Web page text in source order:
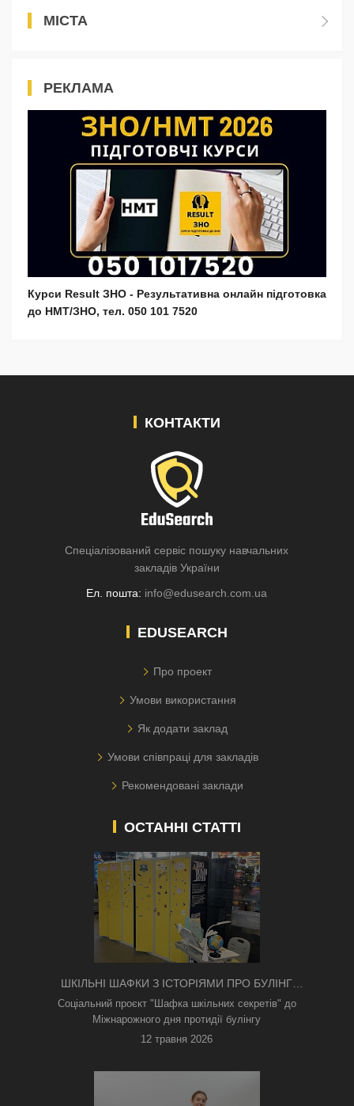
МІСТА
РЕКЛАМА
Курси Result ЗНО - Результативна онлайн підготовка
до НМТ/ЗНО, тел. 050 101 7520
КОНТАКТИ
Спеціалізований сервіс пошуку навчальних
закладів України
Ел. пошта: info@edusearch.com.ua
EDUSEARCH
Про проект
Умови використання
Як додати заклад
Умови співпраці для закладів
Рекомендовані заклади
ОСТАННІ СТАТТІ
ШКІЛЬНІ ШАФКИ З ІСТОРІЯМИ ПРО БУЛІНГ
З'ЯВИЛИСЯ В КИЄВІ
Соціальний проєкт "Шафка шкільних секретів" до
Міжнарожного дня протидії булінгу
12 травня 2026